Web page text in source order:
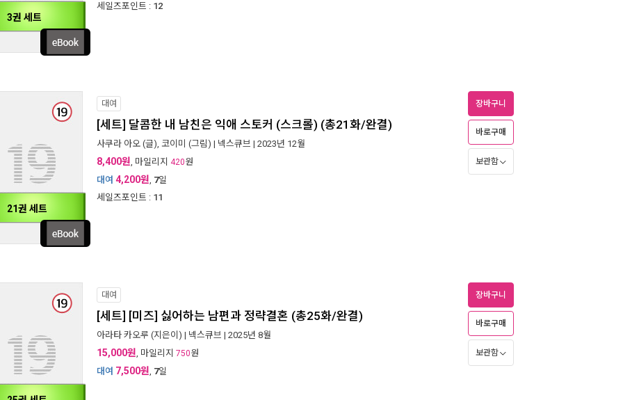
3권 세트
세일즈포인트 : 12
21권 세트
대여
[세트] 달콤한 내 남친은 익애 스토커 (스크롤) (총21화/완결)
사쿠라 아오 (글), 코이미 (그림) | 넥스큐브 | 2023년 12월
8,400원, 마일리지 420원
대여 4,200원, 7일
세일즈포인트 : 11
장바구니
바로구매
보관함
대여
[세트] [미즈] 싫어하는 남편과 정략결혼 (총25화/완결)
아라타 카오루 (지은이) | 넥스큐브 | 2025년 8월
15,000원, 마일리지 750원
대여 7,500원, 7일
장바구니
바로구매
보관함